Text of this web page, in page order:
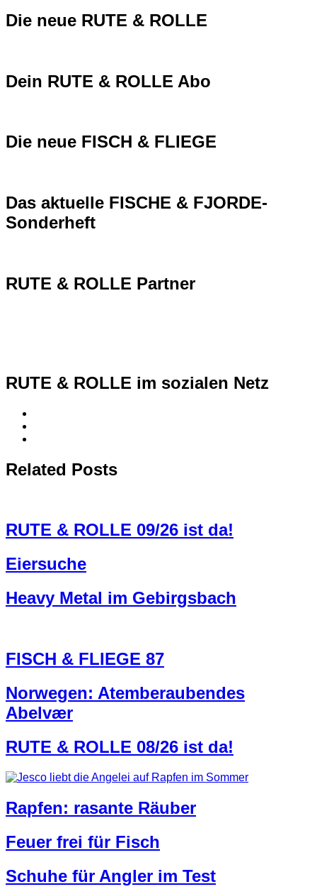
Die neue RUTE & ROLLE
Dein RUTE & ROLLE Abo
Die neue FISCH & FLIEGE
Das aktuelle FISCHE & FJORDE-
Sonderheft
RUTE & ROLLE Partner
RUTE & ROLLE im sozialen Netz
Related Posts
RUTE & ROLLE 09/26 ist da!
Eiersuche
Heavy Metal im Gebirgsbach
FISCH & FLIEGE 87
Norwegen: Atemberaubendes
Abelvær
RUTE & ROLLE 08/26 ist da!
Rapfen: rasante Räuber
Feuer frei für Fisch
Schuhe für Angler im Test